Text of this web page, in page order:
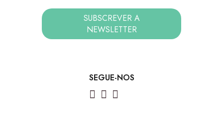
SUBSCREVER A
NEWSLETTER
SEGUE-NOS